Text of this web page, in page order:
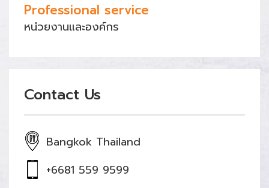
Professional service
หน่วยงานและองค์กร
Contact Us
Bangkok Thailand
+6681 559 9599